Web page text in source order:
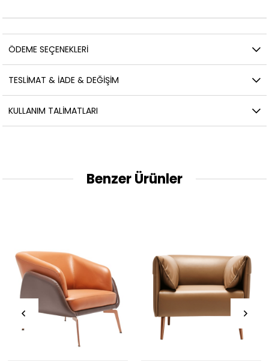
ÖDEME SEÇENEKLERI
TESLİMAT & İADE & DEĞİŞİM
KULLANIM TALİMATLARI
Benzer Ürünler